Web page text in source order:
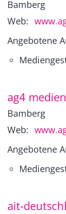
Bamberg
Web:
Angebotene
ag4
Bamberg
Web:
Angebotene
ait-